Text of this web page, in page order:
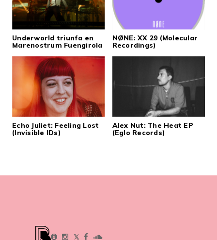
Underworld triunfa en
Marenostrum Fuengirola
NØNE: XX 29 (Molecular
Recordings)
Echo Juliet: Feeling Lost
(Invisible IDs)
Alex Nut: The Heat EP
(Eglo Records)
𝕏